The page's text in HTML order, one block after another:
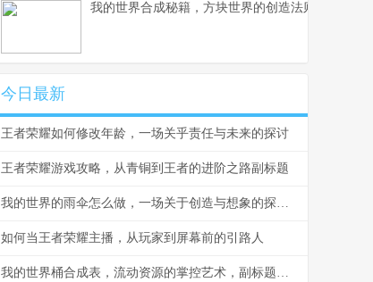
我的世界合成秘籍，方块世界的创造法则，副标题
今日最新
王者荣耀如何修改年龄，一场关乎责任与未来的探讨
王者荣耀游戏攻略，从青铜到王者的进阶之路副标题
我的世界的雨伞怎么做，一场关于创造与想象的探索，副标题，从无到有构筑你的遮雨穹顶
如何当王者荣耀主播，从玩家到屏幕前的引路人
我的世界桶合成表，流动资源的掌控艺术，副标题，从铁锭到海洋的工艺之旅